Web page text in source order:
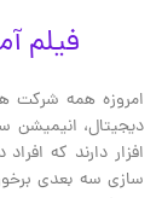
فیلم
امروزه همه شرکت
دیجیتال، انیمیشن
افزار دارند که
سازی سه بعدی